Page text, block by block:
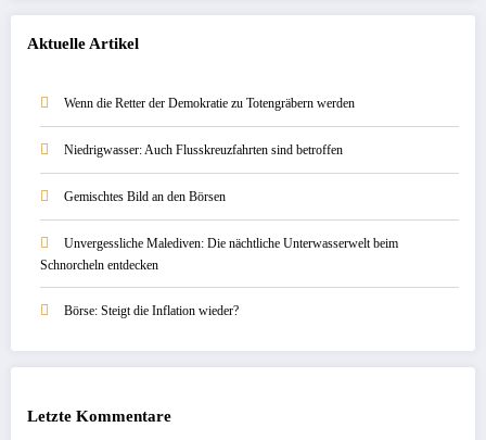
Aktuelle Artikel
Wenn die Retter der Demokratie zu Totengräbern werden
Niedrigwasser: Auch Flusskreuzfahrten sind betroffen
Gemischtes Bild an den Börsen
Unvergessliche Malediven: Die nächtliche Unterwasserwelt beim
Schnorcheln entdecken
Börse: Steigt die Inflation wieder?
Letzte Kommentare